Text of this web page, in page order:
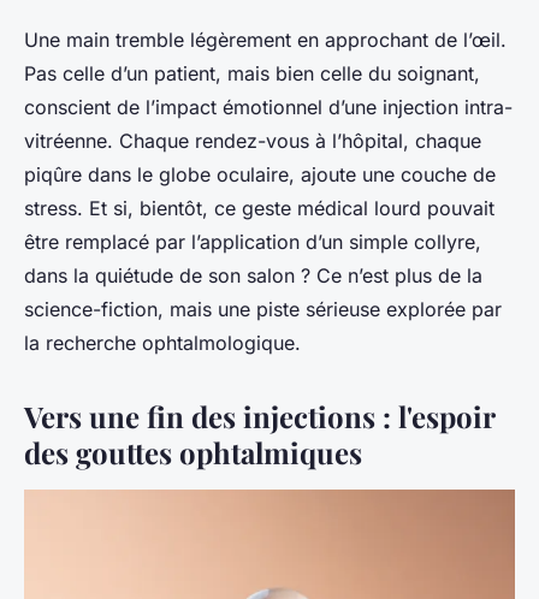
Une main tremble légèrement en approchant de l’œil.
Pas celle d’un patient, mais bien celle du soignant,
conscient de l’impact émotionnel d’une injection intra-
vitréenne. Chaque rendez-vous à l’hôpital, chaque
piqûre dans le globe oculaire, ajoute une couche de
stress. Et si, bientôt, ce geste médical lourd pouvait
être remplacé par l’application d’un simple collyre,
dans la quiétude de son salon ? Ce n’est plus de la
science-fiction, mais une piste sérieuse explorée par
la recherche ophtalmologique.
Vers une fin des injections : l'espoir
des gouttes ophtalmiques